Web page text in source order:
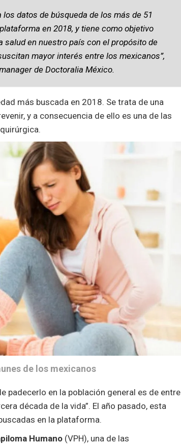
datos de búsqueda de los más de 51
en 2018, y tiene como objetivo
salud en nuestro país con el propósito de
mayor interés entre los mexicanos”,
de Doctoralia México.
más buscada en 2018. Se trata de una
y a consecuencia de ello es una de las
de los mexicanos
padecerlo en la población general es de entre
década de la vida”. El año pasado, esta
en la plataforma.
Humano (VPH), una de las